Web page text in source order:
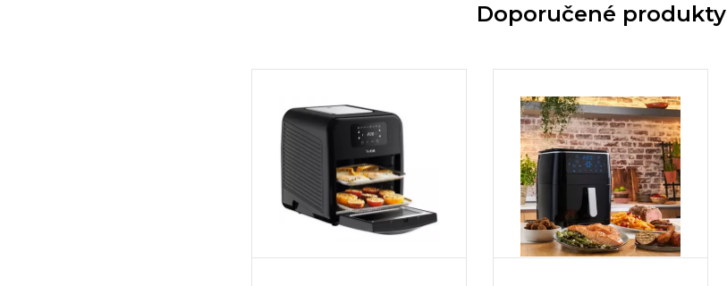
Doporučené produkty